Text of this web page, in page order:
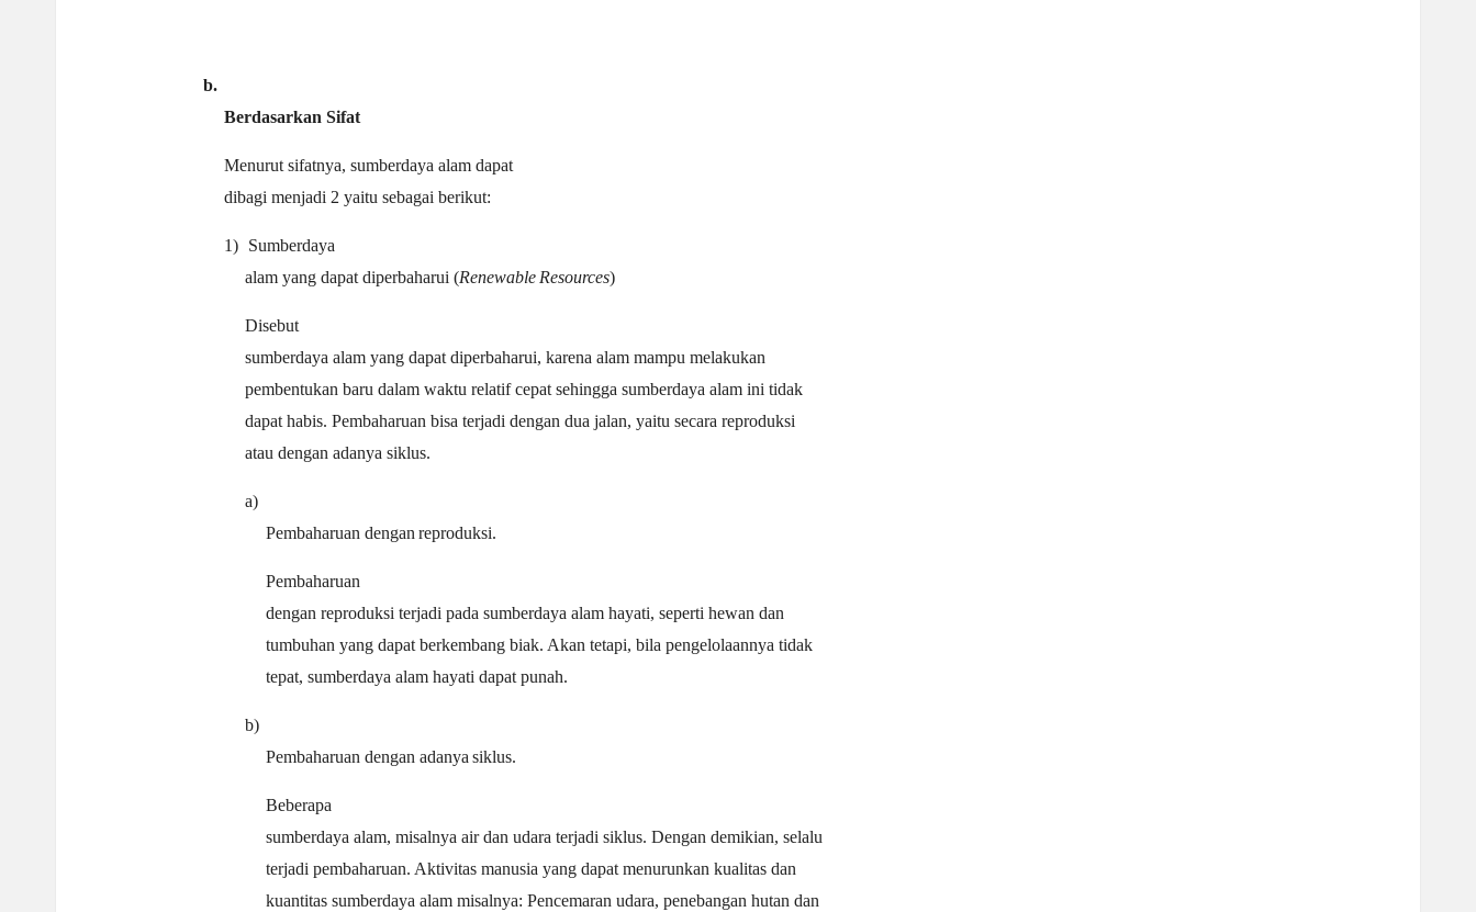
b.
Berdasarkan Sifat
Menurut sifatnya, sumberdaya alam dapat
dibagi menjadi 2 yaitu sebagai berikut:
1)
Sumberdaya
alam yang dapat diperbaharui (Renewable Resources)
Disebut
sumberdaya alam yang dapat diperbaharui, karena alam mampu melakukan
pembentukan baru dalam waktu relatif cepat sehingga sumberdaya alam ini tidak
dapat habis. Pembaharuan bisa terjadi dengan dua jalan, yaitu secara reproduksi
atau dengan adanya siklus.
a)
Pembaharuan dengan reproduksi.
Pembaharuan
dengan reproduksi terjadi pada sumberdaya alam hayati, seperti hewan dan
tumbuhan yang dapat berkembang biak. Akan tetapi, bila pengelolaannya tidak
tepat, sumberdaya alam hayati dapat punah.
b)
Pembaharuan dengan adanya siklus.
Beberapa
sumberdaya alam, misalnya air dan udara terjadi siklus. Dengan demikian, selalu
terjadi pembaharuan. Aktivitas manusia yang dapat menurunkan kualitas dan
kuantitas sumberdaya alam misalnya: Pencemaran udara, penebangan hutan dan